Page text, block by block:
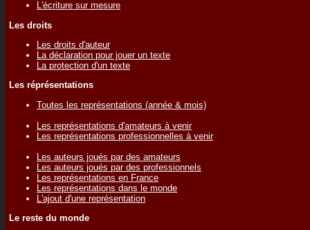
L'écriture sur mesure
Les droits
Les droits d'auteur
La déclaration pour jouer un texte
La protection d'un texte
Les réprésentations
Toutes les représentations (année & mois)
Les représentations d'amateurs à venir
Les représentations professionnelles à venir
Les auteurs joués par des amateurs
Les auteurs joués par des professionnels
Les représentations en France
Les représentations dans le monde
L'ajout d'une représentation
Le reste du monde